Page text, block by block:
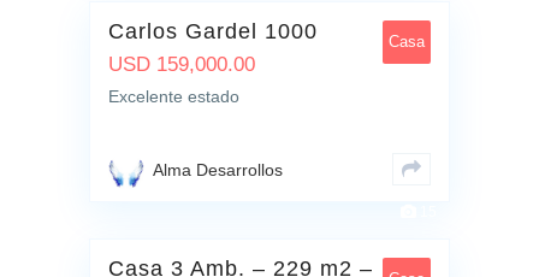
Casa
Carlos Gardel 1000
USD 159,000.00
Excelente estado
Alma Desarrollos
Casa 3 Amb. – 229 m2 –